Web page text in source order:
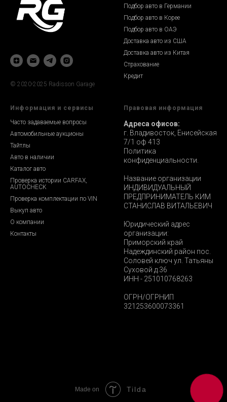
© 2020-2025 Radisson Garage
Подбор авто в Германии
Подбор авто в Корее
Подбор авто в ОАЭ
Доставка авто из США
Доставка авто из Китая
Страхование
Кредит
Информация и сервисы
Часто задаваемые вопросы
Автомобильные аукционы
Тайтлы
Авто в наличии
Каталог авто
Проверка истории CARFAX,
AUTOCHECK
Проверка комплектации по VIN
Выкуп авто
О компании
Контакты
Правовая информация
Адреса офисов:
г. Владивосток, Енисейская
7/1 оф 413
Политика
конфиденциальности.
Название организации
ИНДИВИДУАЛЬНЫЙ
ПРЕДПРИНИМАТЕЛЬ КИМ
СТАНИСЛАВ ВИТАЛЬЕВИЧ
Юридический адрес
организации:
Приморский край
Надеждинский район пос.
Соловей ключ ул. Татьяны
Суховой д.36
ИНН - 251010768263
ОГРН/ОГРНИП
321253600073361
Made on Tilda